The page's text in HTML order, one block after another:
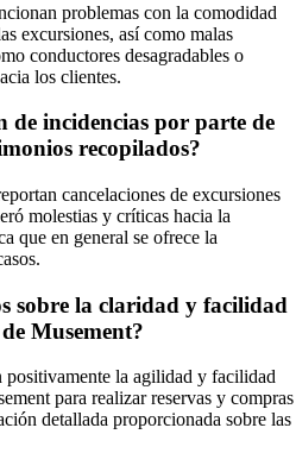
problemas con la comodidad
excursiones, así como malas
conductores desagradables o
los clientes.
de incidencias por parte de
recopilados?
cancelaciones de excursiones
molestias y críticas hacia la
que en general se ofrece la
sobre la claridad y facilidad
Musement?
positivamente la agilidad y facilidad
para realizar reservas y compras
detallada proporcionada sobre las